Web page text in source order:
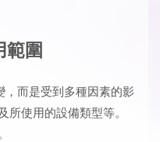
範圍
而是受到多種因素的影
使用的設備類型等。